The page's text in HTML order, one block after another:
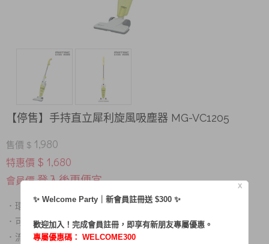
【停售】手持直立犀利旋風吸塵器 MG-VC1205
售價 $ 1,980
特惠價 $ 1,680
會員價登入後更便宜
． 環保免耗材，免換集塵袋/集塵網
． 可適用於大空間如客廳使用
． 流線設計，直立收納不佔空間
X
✨ Welcome Party｜新會員註冊送 $300 ✨
歡迎加入！完成會員註冊，即享有新朋友專屬優惠。
專屬優惠碼： WELCOME300